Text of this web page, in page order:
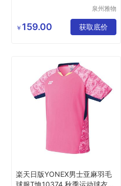
品 MY-ACJJ-（T）-145泉州雅物
公司
￥ 159.00 获取底价
楽天日版YONEX男士亚麻羽毛